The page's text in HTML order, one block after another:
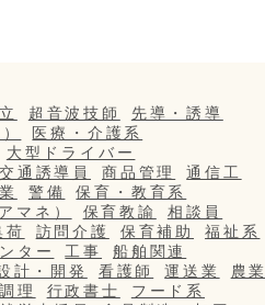
超音波技師
先導・誘導
医療・介護系
大型ドライバー
交通誘導員 商品管理
通信工
警備
保育・教育系
マネ） 保育教諭
相談員
荷 訪問介護 保育補助
福祉系
ター 工事
船舶関連
計・開発 看護師 運送業
農業
理 行政書士
フード系